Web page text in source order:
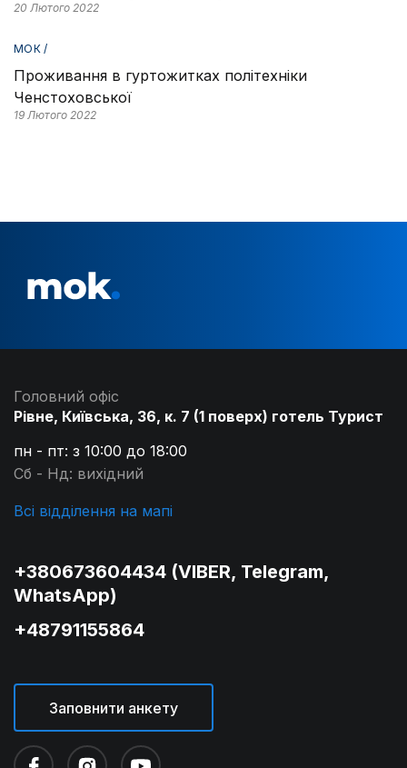
20 Лютого 2022
МОК /
Проживання в гуртожитках політехніки
Ченстоховської
19 Лютого 2022
Головний офіс
Рівне, Київська, 36, к. 7 (1 поверх) готель Турист
пн - пт: з 10:00 до 18:00
Сб - Нд: вихідний
Всі відділення на мапі
+380673604434 (VIBER, Telegram,
WhatsApp)
+48791155864
Заповнити анкету